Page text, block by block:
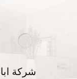
شركة